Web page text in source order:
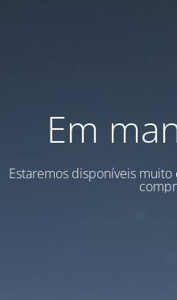
Em
Estaremos disponíveis muito